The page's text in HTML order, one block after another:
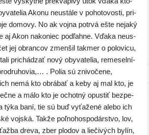
Akonu neus­tá­le v poho­to­vos­ti, pri­
domo­vy. No ak voj­na potr­vá ešte neja­ký
aj Akon nako­niec pod­ľah­ne. Vďaka neus­
jej obran­cov zmen­šil tak­mer o polo­vi­cu,
pri­chá­dzať nový oby­va­te­lia, reme­sel­ní­
. Polia sú zni­vo­če­ne,
nemá kto obrá­bať a keby aj mal kto, je
a málo kto je ochot­ný opus­tiť bez­pe­
týka baní, tie sú buď vyťa­že­né ale­bo ich
voj­ská. Takže poľ­no­hos­po­dár­stvo, lov,
dre­va, zber plo­dov a lie­či­vých bylín,